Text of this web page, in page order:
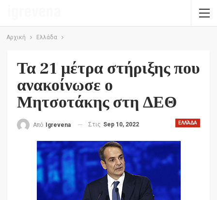
Αρχική Ελλάδα
Τα 21 μέτρα στήριξης που
ανακοίνωσε ο
Μητσοτάκης στη ΔΕΘ
ΕΛΛΆΔΑ
Από Igrevena Στις Sep 10, 2022